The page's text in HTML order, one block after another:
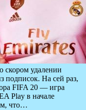
скором удалении
подписок. На сей раз,
FIFA 20 — игра
Play в начале
что…